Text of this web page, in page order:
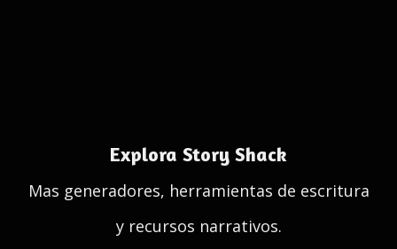
Explora Story Shack
Mas generadores, herramientas de escritura
y recursos narrativos.